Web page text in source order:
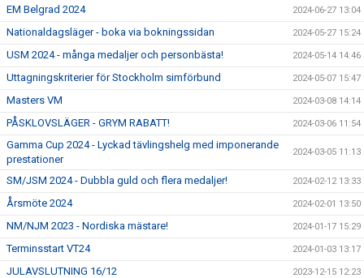
EM Belgrad 2024 2024-06-27 13:04
Nationaldagsläger - boka via bokningssidan 2024-05-27 15:24
USM 2024 - många medaljer och personbästa! 2024-05-14 14:46
Uttagningskriterier för Stockholm simförbund 2024-05-07 15:47
Masters VM 2024-03-08 14:14
PÅSKLOVSLÄGER - GRYM RABATT! 2024-03-06 11:54
Gamma Cup 2024 - Lyckad tävlingshelg med imponerande
prestationer
2024-03-05 11:13
SM/JSM 2024 - Dubbla guld och flera medaljer! 2024-02-12 13:33
Årsmöte 2024 2024-02-01 13:50
NM/NJM 2023 - Nordiska mästare! 2024-01-17 15:29
Terminsstart VT24 2024-01-03 13:17
JULAVSLUTNING 16/12 2023-12-15 12:23